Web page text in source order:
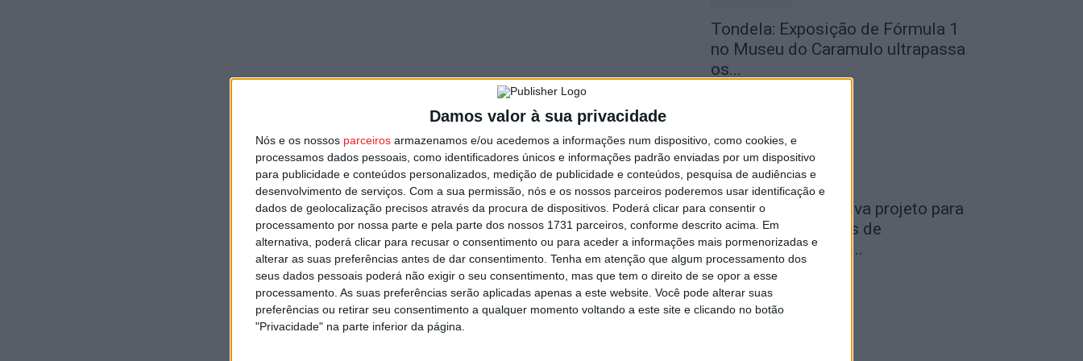
Damos valor à sua privacidade
Nós e os nossos parceiros armazenamos e/ou acedemos a informações num dispositivo, como cookies, e
processamos dados pessoais, como identificadores únicos e informações padrão enviadas por um dispositivo
para publicidade e conteúdos personalizados, medição de publicidade e conteúdos, pesquisa de audiências e
desenvolvimento de serviços. Com a sua permissão, nós e os nossos parceiros poderemos usar identificação e
dados de geolocalização precisos através da procura de dispositivos. Poderá clicar para consentir o
processamento por nossa parte e pela parte dos nossos 1731 parceiros, conforme descrito acima. Em
alternativa, poderá clicar para recusar o consentimento ou para aceder a informações mais pormenorizadas e
alterar as suas preferências antes de dar consentimento. Tenha em atenção que algum processamento dos
seus dados pessoais poderá não exigir o seu consentimento, mas que tem o direito de se opor a esse
processamento. As suas preferências serão aplicadas apenas a este website. Você pode alterar suas
preferências ou retirar seu consentimento a qualquer momento voltando a este site e clicando no botão
"Privacidade" na parte inferior da página.
Tondela: Exposição de Fórmula 1
no Museu do Caramulo ultrapassa
os...
Viseu: Câmara aprova projeto para
instalar 54 câmaras de
videovigilância em...